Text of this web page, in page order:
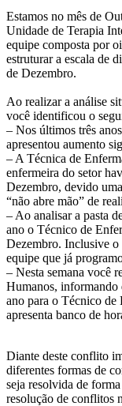
Estamos no mês de
Unidade de Terapia
equipe composta por
estruturar a escala de
de Dezembro.
Ao realizar a análise
você identificou o
– Nos últimos três
apresentou aumento
– A Técnica de
enfermeira do setor
Dezembro, devido
“não abre mão” de
– Ao analisar a pasta
ano o Técnico de
Dezembro. Inclusive o
equipe que já
– Nesta semana você
Humanos, informando
ano para o Técnico
apresenta banco de
Diante deste conflito
diferentes formas de
seja resolvida de
resolução de conflitos